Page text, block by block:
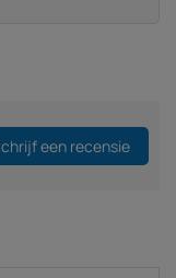
een recensie